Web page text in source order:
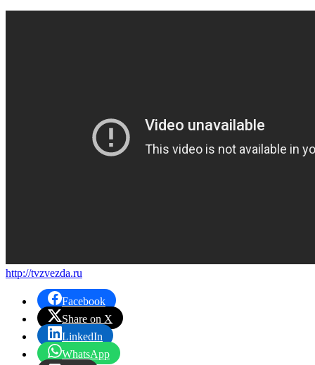
http://tvzvezda.ru
Facebook
Share on X
LinkedIn
WhatsApp